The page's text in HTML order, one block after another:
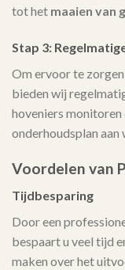
tot het maaien van
Stap 3:
Om ervoor te
bieden wij
hoveniers monitoren
onderhoudsplan aan
Voordelen van
Tijdbesparing
Door een
bespaart u veel tijd
maken over het